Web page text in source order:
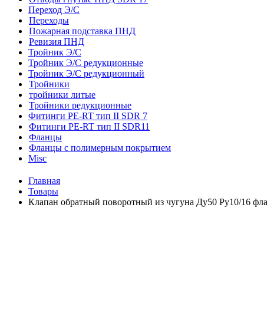
Переход Э/С
Переходы
Пожарная подставка ПНД
Ревизия ПНД
Тройник Э/С
Тройник Э/С редукционные
Тройник Э/С редукционный
Тройники
тройники литые
Тройники редукционные
Фитинги PE-RT тип II SDR 7
Фитинги PE-RT тип II SDR11
Фланцы
Фланцы с полимерным покрытием
Misc
Главная
Товары
Клапан обратный поворотный из чугуна Ду50 Ру10/16